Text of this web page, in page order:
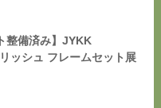
整備済み】JYKK
ッシュ フレームセット展